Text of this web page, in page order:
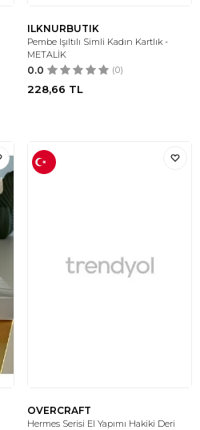
ILKNURBUTIK
Pembe Işıltılı Simli Kadın Kartlık -
METALİK
0.0 (0)
228,66 TL
OVERCRAFT
Hermes Serisi El Yapımı Hakiki Deri